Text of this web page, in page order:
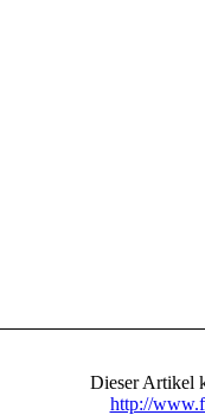
Dieser Artikel
http://